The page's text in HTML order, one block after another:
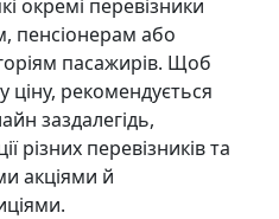
окремі перевізники
пенсіонерам або
пасажирів. Щоб
ціну, рекомендується
заздалегідь,
різних перевізників та
акціями й